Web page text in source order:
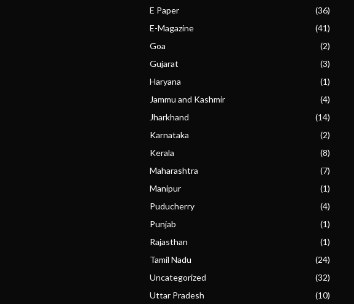
E Paper
(36)
E-Magazine
(41)
Goa
(2)
Gujarat
(3)
Haryana
(1)
Jammu and Kashmir
(4)
Jharkhand
(14)
Karnataka
(2)
Kerala
(8)
Maharashtra
(7)
Manipur
(1)
Puducherry
(4)
Punjab
(1)
Rajasthan
(1)
Tamil Nadu
(24)
Uncategorized
(32)
Uttar Pradesh
(10)